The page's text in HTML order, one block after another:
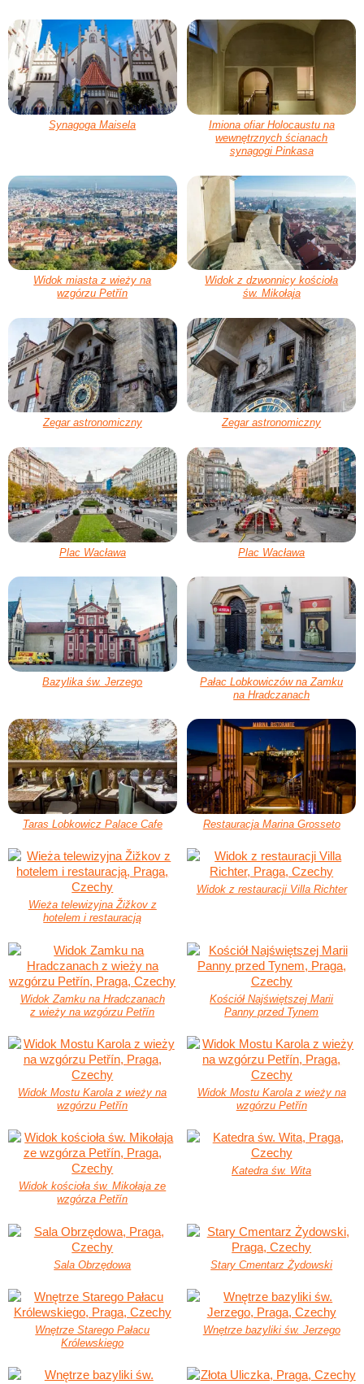
Synagoga Maisela
Imiona ofiar Holocaustu na
wewnętrznych ścianach
synagogi Pinkasa
Widok miasta z wieży na
wzgórzu Petřín
Widok z dzwonnicy kościoła
św. Mikołaja
Zegar astronomiczny Zegar astronomiczny
Plac Wacława Plac Wacława
Bazylika św. Jerzego
Pałac Lobkowiczów na Zamku
na Hradczanach
Taras Lobkowicz Palace Cafe Restauracja Marina Grosseto
Wieża telewizyjna Žižkov z
hotelem i restauracją
Widok z restauracji Villa Richter
Widok Zamku na Hradczanach
z wieży na wzgórzu Petřín
Kościół Najświętszej Marii
Panny przed Tynem
Widok Mostu Karola z wieży na
wzgórzu Petřín
Widok Mostu Karola z wieży na
wzgórzu Petřín
Widok kościoła św. Mikołaja ze
wzgórza Petřín
Katedra św. Wita
Sala Obrzędowa Stary Cmentarz Żydowski
Wnętrze Starego Pałacu
Królewskiego
Wnętrze bazyliki św. Jerzego